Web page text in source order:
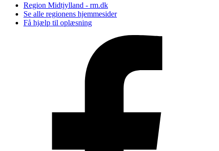
Region Midtjylland - rm.dk
Se alle regionens hjemmesider
Få hjælp til oplæsning